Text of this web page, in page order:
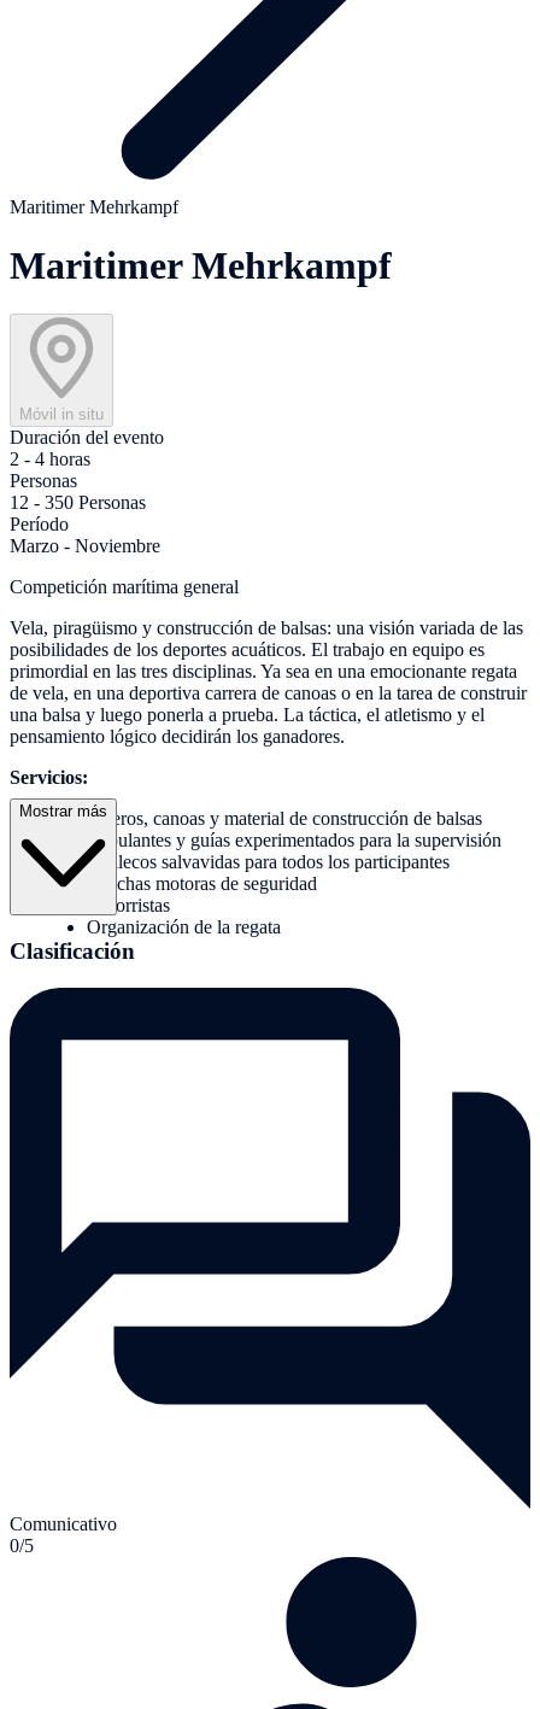
Maritimer Mehrkampf
Maritimer Mehrkampf
Móvil in situ
Duración del evento
2 - 4 horas
Personas
12 - 350 Personas
Período
Marzo - Noviembre
Competición marítima general
Vela, piragüismo y construcción de balsas: una visión variada de las
posibilidades de los deportes acuáticos. El trabajo en equipo es
primordial en las tres disciplinas. Ya sea en una emocionante regata
de vela, en una deportiva carrera de canoas o en la tarea de construir
una balsa y luego ponerla a prueba. La táctica, el atletismo y el
pensamiento lógico decidirán los ganadores.
Servicios:
Veleros, canoas y material de construcción de balsas
Tripulantes y guías experimentados para la supervisión
Chalecos salvavidas para todos los participantes
Lanchas motoras de seguridad
Socorristas
Organización de la regata
Mostrar más
Clasificación
Comunicativo
0/5